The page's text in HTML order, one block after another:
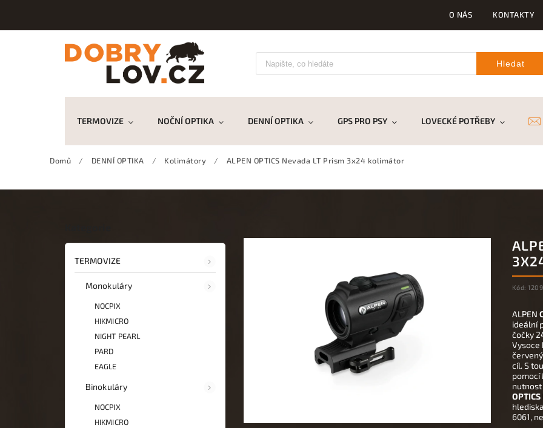
O NÁS KONTAKTY
Hledat
TERMOVIZE NOČNÍ OPTIKA DENNÍ OPTIKA GPS PRO PSY LOVECKÉ POTŘEBY
Domů / DENNÍ OPTIKA / Kolimátory / ALPEN OPTICS Nevada LT Prism 3x24 kolimátor
TERMOVIZE
Monokuláry
NOCPIX
HIKMICRO
NIGHT PEARL
PARD
EAGLE
Binokuláry
NOCPIX
HIKMICRO
Kód:
ALPEN
ideální
čočky
Vysoce
cíl. S
pomocí
nutnost
6061,